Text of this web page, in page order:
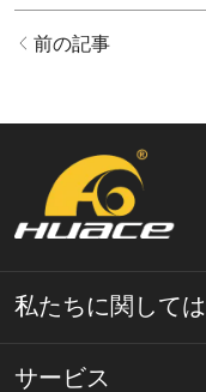
前の記事
私たちに関しては
ワエースについて
サービス